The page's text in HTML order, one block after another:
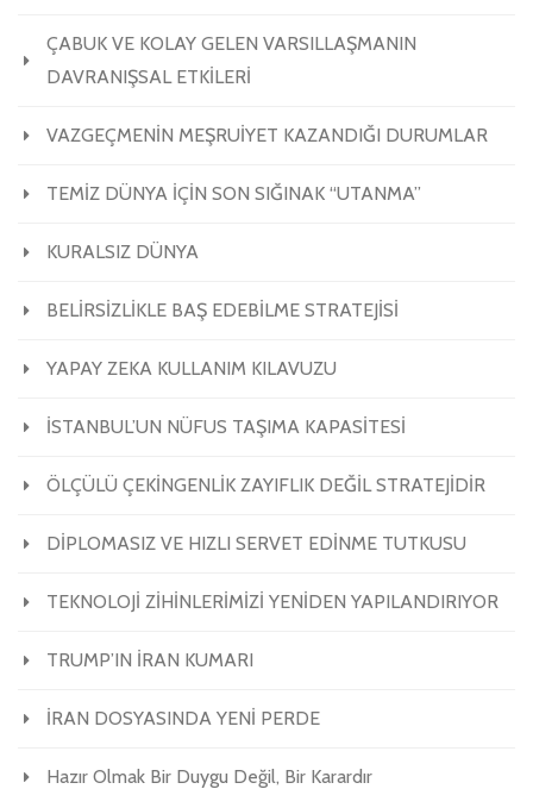
ÇABUK VE KOLAY GELEN VARSILLAŞMANIN
DAVRANIŞSAL ETKİLERİ
VAZGEÇMENİN MEŞRUİYET KAZANDIĞI DURUMLAR
TEMİZ DÜNYA İÇİN SON SIĞINAK “UTANMA”
KURALSIZ DÜNYA
BELİRSİZLİKLE BAŞ EDEBİLME STRATEJİSİ
YAPAY ZEKA KULLANIM KILAVUZU
İSTANBUL’UN NÜFUS TAŞIMA KAPASİTESİ
ÖLÇÜLÜ ÇEKİNGENLİK ZAYIFLIK DEĞİL STRATEJİDİR
DİPLOMASIZ VE HIZLI SERVET EDİNME TUTKUSU
TEKNOLOJİ ZİHİNLERİMİZİ YENİDEN YAPILANDIRIYOR
TRUMP’IN İRAN KUMARI
İRAN DOSYASINDA YENİ PERDE
Hazır Olmak Bir Duygu Değil, Bir Karardır